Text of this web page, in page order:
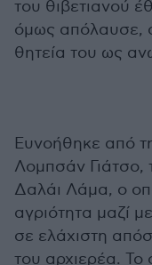
του θιβετιανού
όμως απόλαυσε,
θητεία του ως
Ευνοήθηκε από
Λομπσάν Γιάτσο,
Δαλάι Λάμα, ο
αγριότητα μαζί
σε ελάχιστη
του αρχιερέα. Το